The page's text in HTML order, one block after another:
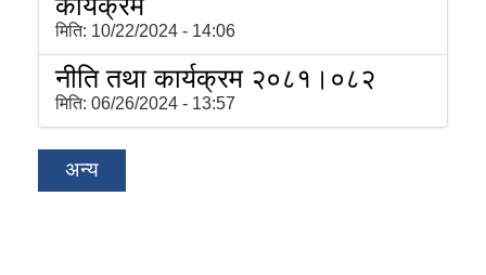
मिति: 10/22/2024 - 14:06
नीति तथा कार्यक्रम २०८१।०८२
मिति: 06/26/2024 - 13:57
अन्य